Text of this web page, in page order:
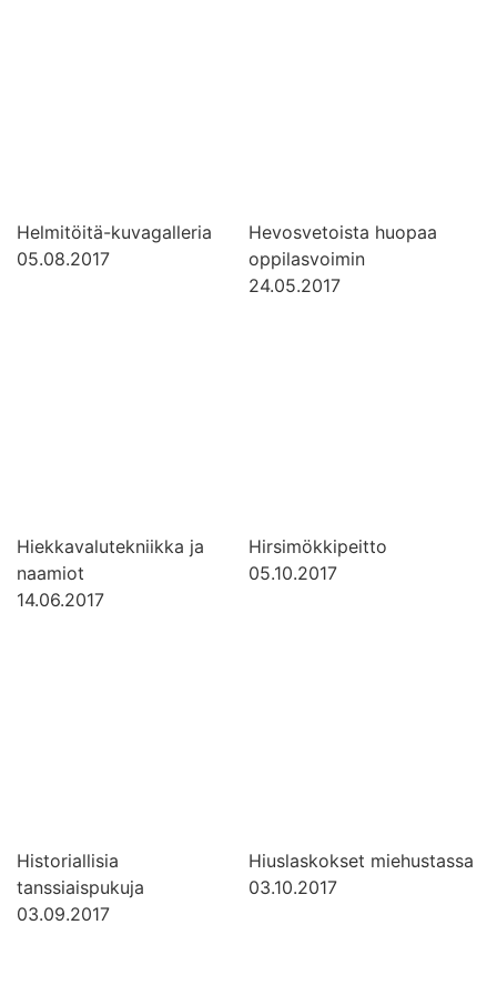
Helmitöitä-kuvagalleria
05.08.2017
Hevosvetoista huopaa
oppilasvoimin
24.05.2017
Hiekkavalutekniikka ja
naamiot
14.06.2017
Hirsimökkipeitto
05.10.2017
Historiallisia
tanssiaispukuja
03.09.2017
Hiuslaskokset miehustassa
03.10.2017